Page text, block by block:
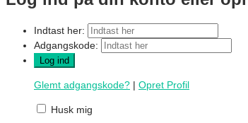
Indtast her:
Adgangskode:
Glemt adgangskode? | Opret Profil
Husk mig